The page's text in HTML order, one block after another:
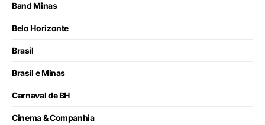
Band Minas
Belo Horizonte
Brasil
Brasil e Minas
Carnaval de BH
Cinema & Companhia